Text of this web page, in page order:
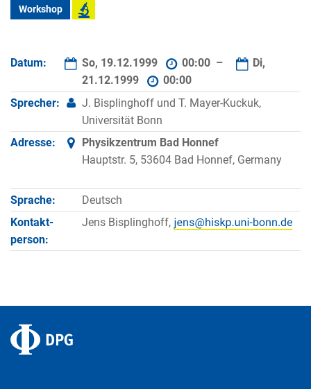
Workshop
Datum: So, 19.12.1999 00:00 –
Di,
21.12.1999
00:00
Sprecher:
J. Bisplinghoff und T. Mayer-Kuckuk,
Universität Bonn
Adresse:
Physikzentrum Bad Honnef
Hauptstr. 5, 53604 Bad Honnef, Germany
Sprache:
Deutsch
Kontakt­
person:
Jens Bisplinghoff,